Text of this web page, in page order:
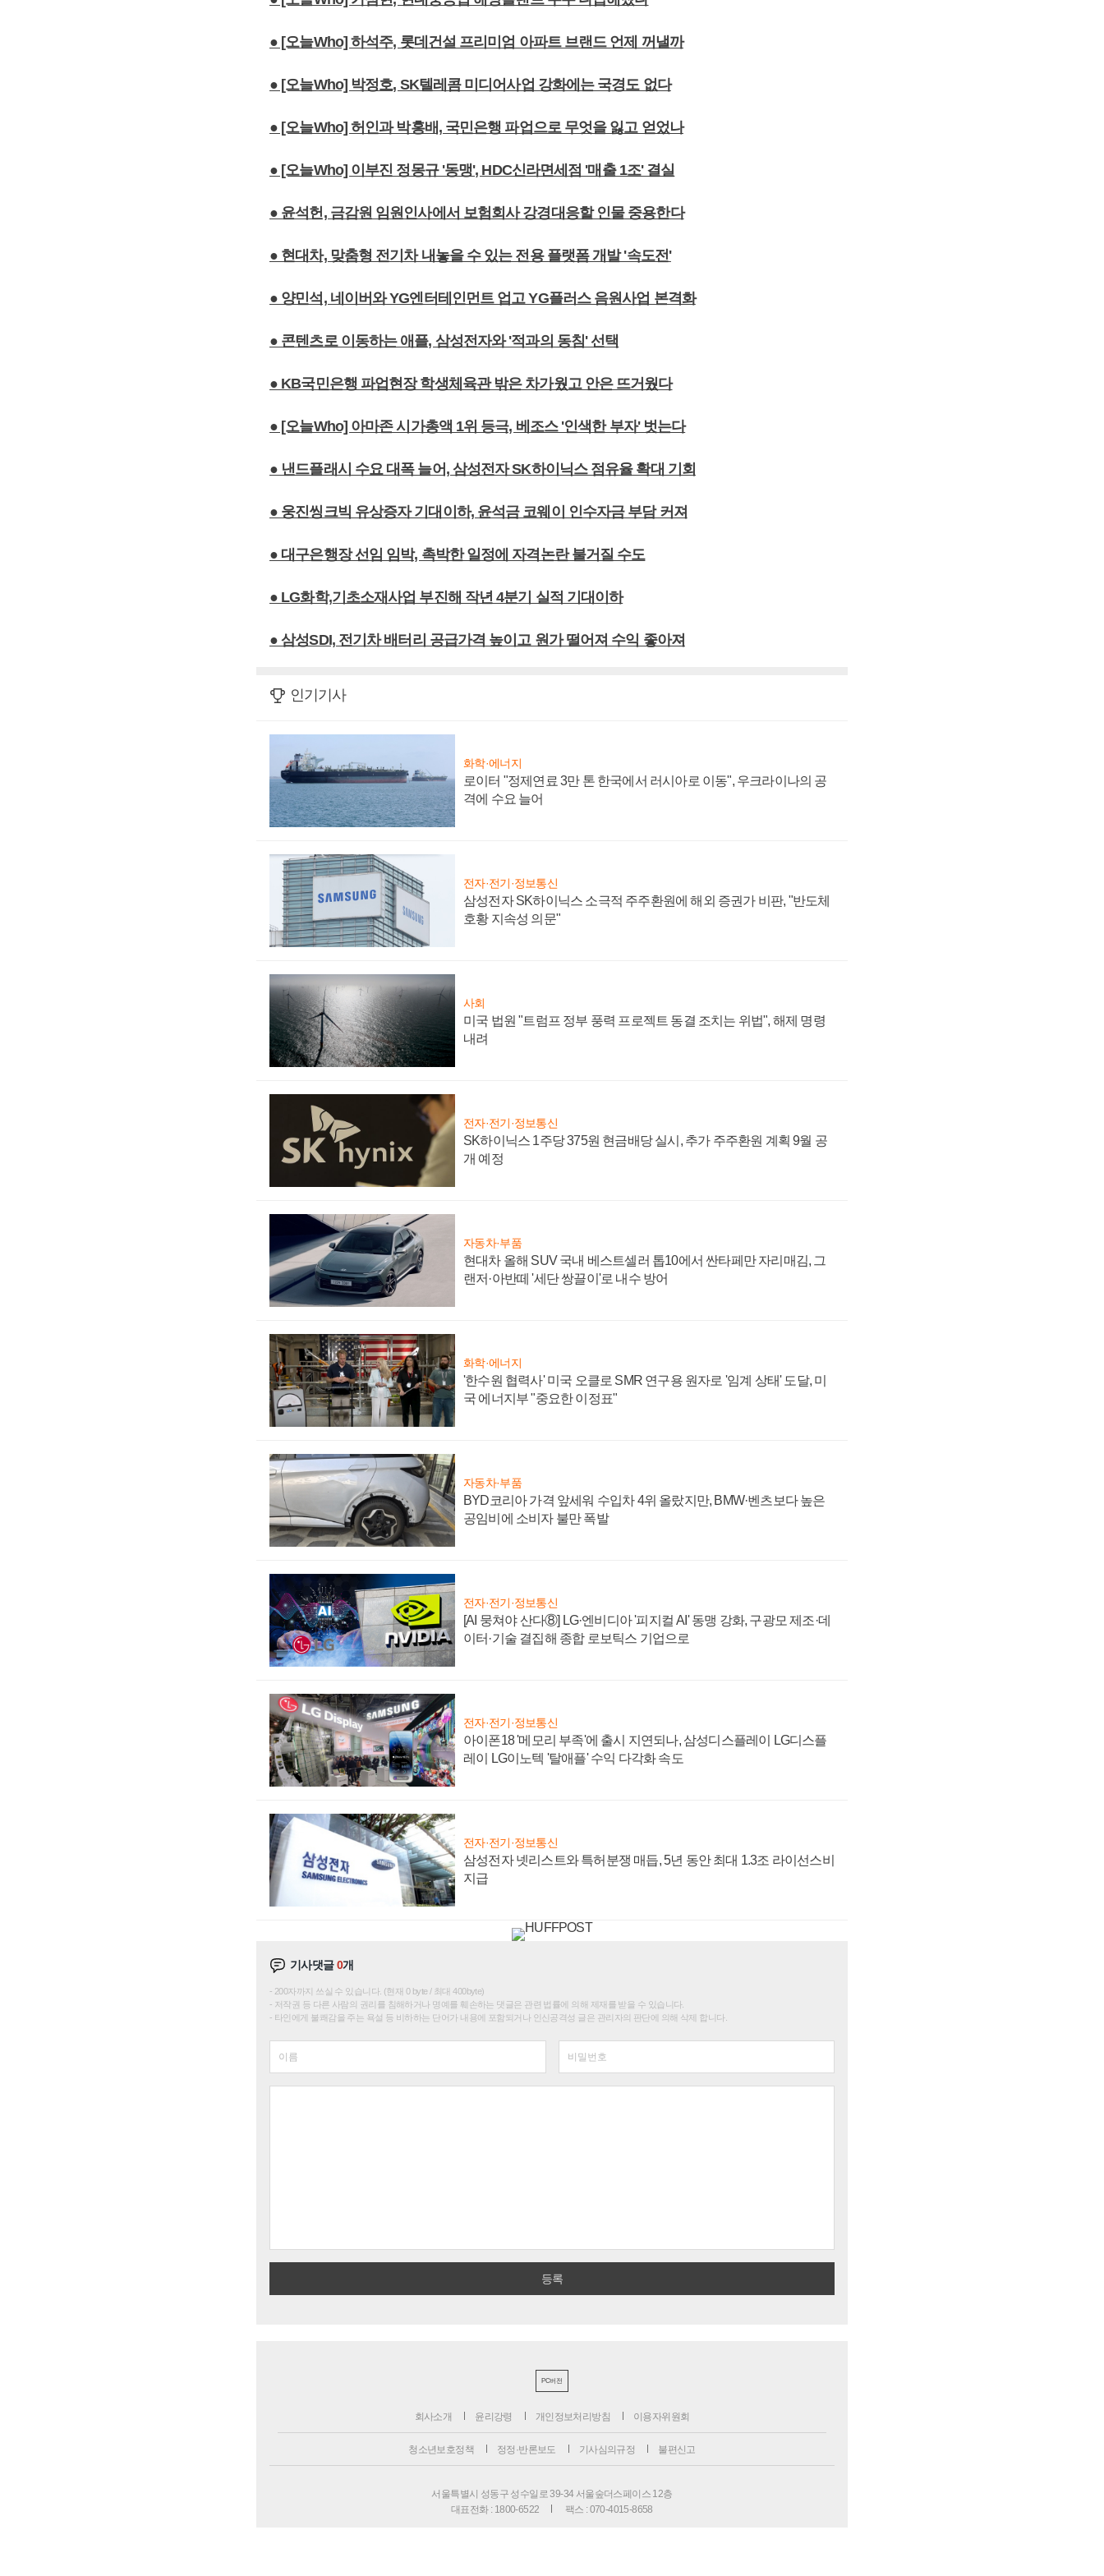
● [오늘Who] 하석주, 롯데건설 프리미엄 아파트 브랜드 언제 꺼낼까
● [오늘Who] 박정호, SK텔레콤 미디어사업 강화에는 국경도 없다
● [오늘Who] 허인과 박홍배, 국민은행 파업으로 무엇을 잃고 얻었나
● [오늘Who] 이부진 정몽규 '동맹', HDC신라면세점 '매출 1조' 결실
● 윤석헌, 금감원 임원인사에서 보험회사 강경대응할 인물 중용한다
● 현대차, 맞춤형 전기차 내놓을 수 있는 전용 플랫폼 개발 '속도전'
● 양민석, 네이버와 YG엔터테인먼트 업고 YG플러스 음원사업 본격화
● 콘텐츠로 이동하는 애플, 삼성전자와 '적과의 동침' 선택
● KB국민은행 파업현장 학생체육관 밖은 차가웠고 안은 뜨거웠다
● [오늘Who] 아마존 시가총액 1위 등극, 베조스 '인색한 부자' 벗는다
● 낸드플래시 수요 대폭 늘어, 삼성전자 SK하이닉스 점유율 확대 기회
● 웅진씽크빅 유상증자 기대이하, 윤석금 코웨이 인수자금 부담 커져
● 대구은행장 선임 임박, 촉박한 일정에 자격논란 불거질 수도
● LG화학,기초소재사업 부진해 작년 4분기 실적 기대이하
● 삼성SDI, 전기차 배터리 공급가격 높이고 원가 떨어져 수익 좋아져
인기기사
화학·에너지
로이터 "정제연료 3만 톤 한국에서 러시아로 이동", 우크라이나의 공
격에 수요 늘어
전자·전기·정보통신
삼성전자 SK하이닉스 소극적 주주환원에 해외 증권가 비판, "반도체
호황 지속성 의문"
사회
미국 법원 "트럼프 정부 풍력 프로젝트 동결 조치는 위법", 해제 명령
내려
전자·전기·정보통신
SK하이닉스 1주당 375원 현금배당 실시, 추가 주주환원 계획 9월 공
개 예정
자동차·부품
현대차 올해 SUV 국내 베스트셀러 톱10에서 싼타페만 자리매김, 그
랜저·아반떼 '세단 쌍끌이'로 내수 방어
화학·에너지
'한수원 협력사' 미국 오클로 SMR 연구용 원자로 '임계 상태' 도달, 미
국 에너지부 "중요한 이정표"
자동차·부품
BYD코리아 가격 앞세워 수입차 4위 올랐지만, BMW·벤츠보다 높은
공임비에 소비자 불만 폭발
전자·전기·정보통신
[AI 뭉쳐야 산다⑧] LG·엔비디아 '피지컬 AI' 동맹 강화, 구광모 제조·데
이터·기술 결집해 종합 로보틱스 기업으로
전자·전기·정보통신
아이폰18 '메모리 부족'에 출시 지연되나, 삼성디스플레이 LG디스플
레이 LG이노텍 '탈애플' 수익 다각화 속도
전자·전기·정보통신
삼성전자 넷리스트와 특허분쟁 매듭, 5년 동안 최대 1.3조 라이선스비
지급
기사댓글0개
200자까지 쓰실 수 있습니다. (현재 0 byte / 최대 400byte)
저작권 등 다른 사람의 권리를 침해하거나 명예를 훼손하는 댓글은 관련 법률에 의해 제재를 받을 수 있습니다.
타인에게 불쾌감을 주는 욕설 등 비하하는 단어가 내용에 포함되거나 인신공격성 글은 관리자의 판단에 의해 삭제 합니다.
PC버전
회사소개 윤리강령 개인정보처리방침 이용자위원회
청소년보호정책 정정·반론보도 기사심의규정 불편신고
서울특별시 성동구 성수일로 39-34 서울숲더스페이스 12층
대표전화 : 1800-6522
팩스 : 070-4015-8658